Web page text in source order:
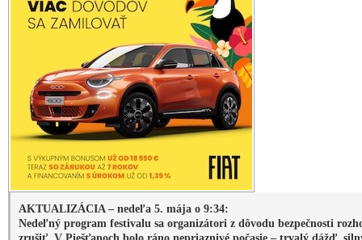
Prvý deň nového leteckého sviatku – Festivalu
Piešťanoch hodnotia organizátori ako vydarený. Na
letisko dorazilo v sobotu 4. mája 2019 podľa odhadov
20 000 ľudí. Napriek nie príliš optimistickej
v sobotu nepršalo, návštevníci si tak užívali
naplánovaný program, ako aj množstvo atrakcií pre
Podstatná časť programu bola venovaná aj
výročie úmrtia generála M. R. Štefánika.
Všetci fanúšikovia letectva, ktorých neodradili
počasia začali prichádzať na piešťanské letisko v
časovom predstihu pred ôsmou ráno. Tí odvážnejší si
kokpitu vrtuľníka, aby si vychutnali panorámu
perspektívy.